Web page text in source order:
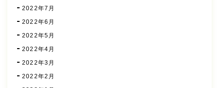
2022年7月
2022年6月
2022年5月
2022年4月
2022年3月
2022年2月